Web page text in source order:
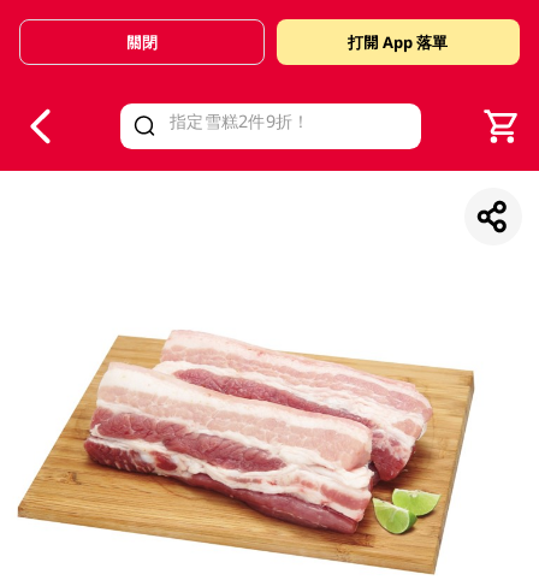
Valid Until 30 June 2026
關閉 打開 App 落單